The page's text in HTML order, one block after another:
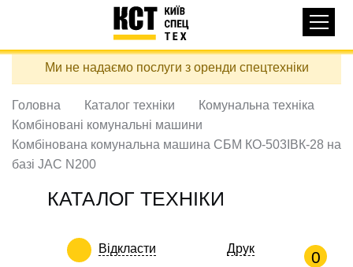
Перейти
вмісту
навигация
КАТАЛОГ ТЕХНІКИ
ДОСТАВКА ТА ОПЛАТА
ПРО НАС
ВІДГУКИ
КОНТАКТИ
КОРИСНІ СТАТТІ
Ми не надаємо послуги з оренди спецтехніки
Головна Каталог техніки
Комунальна техніка
Комбіновані комунальні машини
Комбінована комунальна машина СБМ КО-503ІВК-28 на
базі JAC N200
КАТАЛОГ ТЕХНІКИ
Відкласти Друк 0